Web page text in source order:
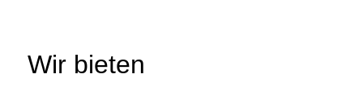
Wir bieten